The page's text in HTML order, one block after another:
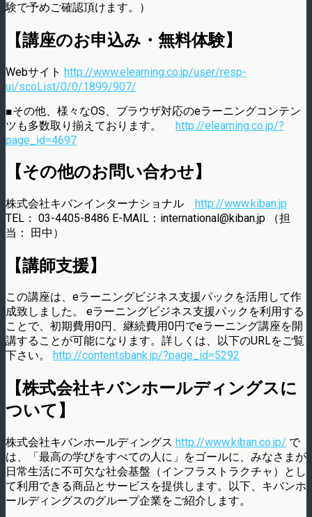
験で予めご確認頂けます。）
【講座のお申込み・無料体験】
Webサイト http://www.elearning.co.jp/user/resp-
ui/scoList/0/0/1899/907/
■その他、様々なOS、ブラウザ対応のeラーニングコンテン
ツも多数取り揃えております。 http://elearning.co.jp/?
page_id=4697
【その他のお問い合わせ】
株式会社キバンインターナショナル http://www.kiban.jp
TEL： 03-4405-8486 E-MAIL：international@kiban.jp （担
当： 田中）
【講師支援】
この講座は、eラーニングビジネス支援パックを活用して作
成致しました。 eラーニングビジネス支援パックを利用する
ことで、初期費用0円、継続費用0円でeラーニング講座を開
講することが可能になります。詳しくは、以下のURLをご覧
下さい。
http://contentsbank.jp/?page_id=5292
【株式会社キバンホールディングスに
ついて】
株式会社キバンホールディングス http://www.kiban.co.jp/ で
は、「最高の学びをすべての人に」をゴールに、みなさまが
日常生活に不可欠な社会基盤（インフラストラクチャ）とし
て利用できる商品とサービスを提供します。以下、キバンホ
ールディングスのグループ企業をご紹介します。